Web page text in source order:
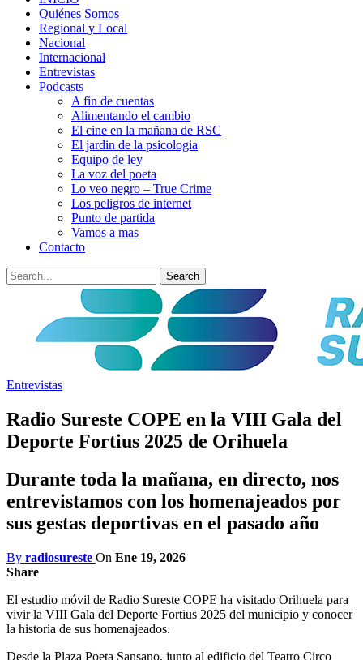
Quiénes Somos
Regional y Local
Nacional
Internacional
Entrevistas
Podcasts
A fin de cuentas
Alimentando el cambio
El cine en la mañana de RSC
El jardin de la psicologia
Equipo de ley
La voz del poeta
Lo veo negro – True Crime
Los peligros de internet
Punto de partida
Vamos a mas
Contacto
Entrevistas
Radio Sureste COPE en la VIII Gala del
Deporte Fortius 2025 de Orihuela
Durante toda la mañana, en directo, nos
entrevistamos con los homenajeados por
sus gestas deportivas en el pasado año
By radiosureste On Ene 19, 2026
Share
El estudio móvil de Radio Sureste COPE ha visitado Orihuela para
vivir la VIII Gala del Deporte Fortius 2025 del municipio y conocer
la historia de sus homenajeados.
Desde la Plaza Poeta Sansano, junto al edificio del Teatro Circo